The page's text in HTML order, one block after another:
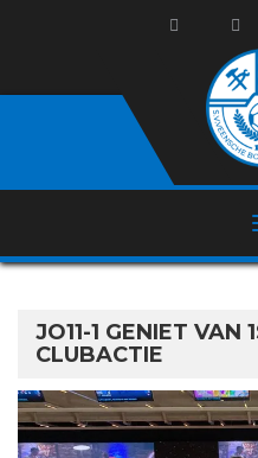
JO11-1 GENIET VAN
CLUBACTIE